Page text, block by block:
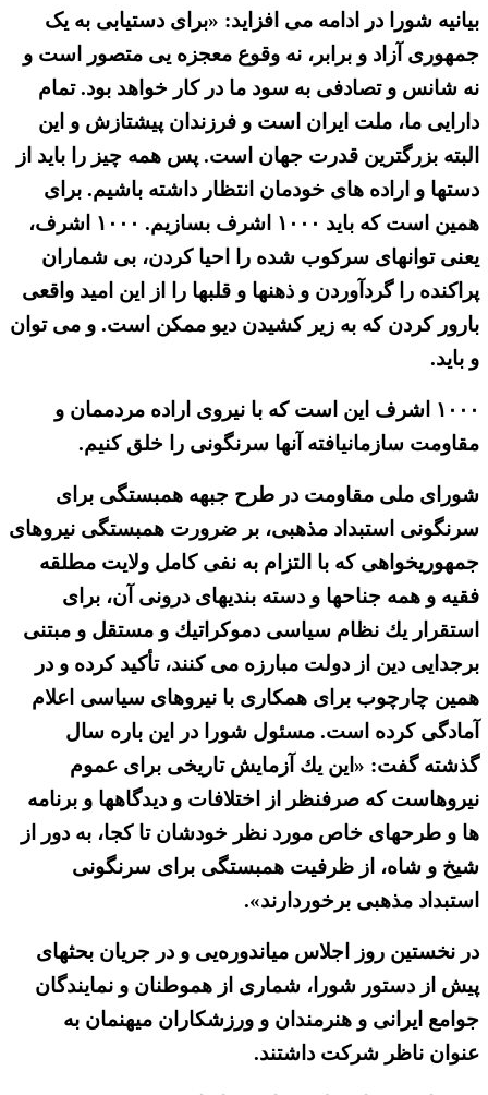
بیانیه شورا در ادامه می افزاید: «برای دستیابی به یک
جمهوری آزاد و برابر، نه وقوع معجزه یی متصور است و
نه شانس و تصادفی به سود ما در کار خواهد بود. تمام
دارایی ما، ملت ایران است و فرزندان پیشتازش و این
البته بزرگترین قدرت جهان است. پس همه چیز را باید از
دستها و اراده های خودمان انتظار داشته باشیم. برای
همین است که باید ۱۰۰۰ اشرف بسازیم. ۱۰۰۰ اشرف،
یعنی توانهای سرکوب شده را احیا کردن، بی شماران
پراکنده را گردآوردن و ذهنها و قلبها را از این امید واقعی
بارور کردن که به زیر کشیدن دیو ممکن است. و می توان
و باید.
۱۰۰۰ اشرف این است که با نیروی اراده مردممان و
مقاومت سازمانیافته آنها سرنگونی را خلق کنیم.
شورای ملی مقاومت در طرح جبهه همبستگی برای
سرنگونی استبداد مذهبی، بر ضرورت همبستگی نیروهای
جمهوریخواهی كه با التزام به نفی كامل ولایت مطلقه
فقیه و همه جناحها و دسته بندیهای درونی آن، برای
استقرار یك نظام سیاسی دموكراتیك و مستقل و مبتنی
برجدایی دین از دولت مبارزه می كنند، تأكید كرده و در
همین چارچوب برای همكاری با نیروهای سیاسی اعلام
آمادگی كرده است. مسئول شورا در این باره سال
گذشته گفت: «این یك آزمایش تاریخی برای عموم
نیروهاست كه صرفنظر از اختلافات و دیدگاهها و برنامه
ها و طرحهای خاص مورد نظر خودشان تا كجا، به دور از
شیخ و شاه، از ظرفیت همبستگی برای سرنگونی
استبداد مذهبی برخوردارند».
در نخستین روز اجلاس میاندوره‌یی و در جریان بحثهای
پیش از دستور شورا، شماری از هموطنان و نمایندگان
جوامع ایرانی و هنرمندان و ورزشکاران میهنمان به
عنوان ناظر شركت داشتند.